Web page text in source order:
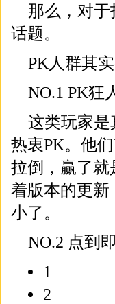
那么，对
话题。
PK人群其
NO.1 PK狂
这类玩家
热衷PK。他
拉倒，赢了就
着版本的更新
小了。
NO.2 点到
1
2